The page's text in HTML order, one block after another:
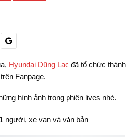
Hyundai Dũng Lạc đã tổ chức thành
Fanpage.
hình ảnh trong phiên lives nhé.